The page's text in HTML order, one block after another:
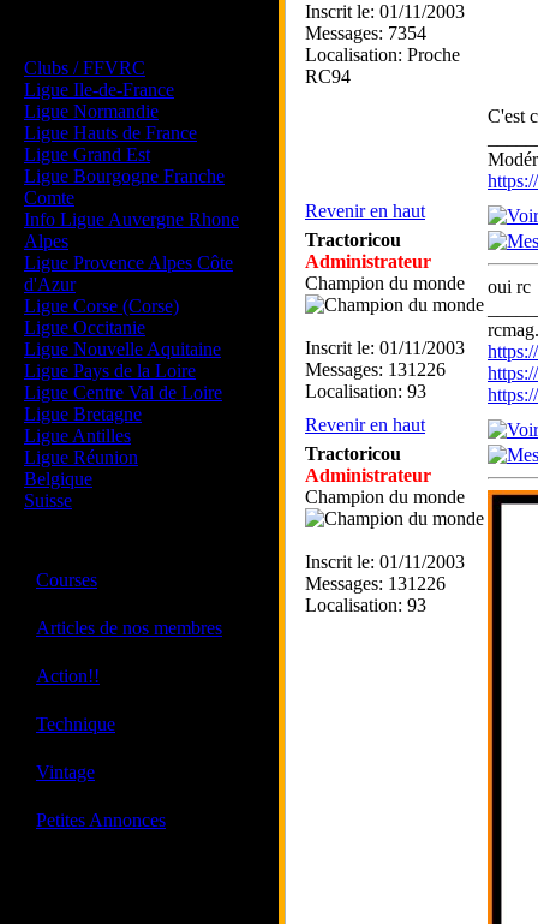
Clubs / FFVRC
Ligue Ile-de-France
Ligue Normandie
Ligue Hauts de France
Ligue Grand Est
Ligue Bourgogne Franche
Comte
Info Ligue Auvergne Rhone
Alpes
Ligue Provence Alpes Côte
d'Azur
Ligue Corse (Corse)
Ligue Occitanie
Ligue Nouvelle Aquitaine
Ligue Pays de la Loire
Ligue Centre Val de Loire
Ligue Bretagne
Ligue Antilles
Ligue Réunion
Belgique
Suisse
Courses
Articles de nos membres
Action!!
Technique
Vintage
Petites Annonces
Inscrit le: 01/11/2003
Messages: 7354
Localisation: Proche
RC94
C'est
Revenir en haut
Tractoricou
Administrateur
Champion du monde
Inscrit le: 01/11/2003
Messages: 131226
Localisation: 93
oui rc
Revenir en haut
Tractoricou
Administrateur
Champion du monde
Inscrit le: 01/11/2003
Messages: 131226
Localisation: 93